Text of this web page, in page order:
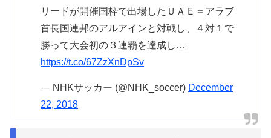
リードが開催国枠で出場したＵＡＥ＝アラブ
首長国連邦のアルアインと対戦し、４対１で
勝って大会初の３連覇を達成し…
https://t.co/67ZzXnDpSv
— NHKサッカー (@NHK_soccer) December
22, 2018